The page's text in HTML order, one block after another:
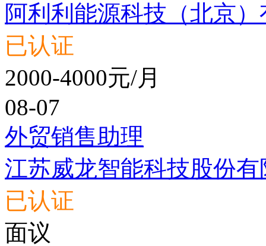
阿利利能源科技（北京
已认证
2000-4000元/月
08-07
外贸销售助理
江苏威龙智能科技股份有
已认证
面议